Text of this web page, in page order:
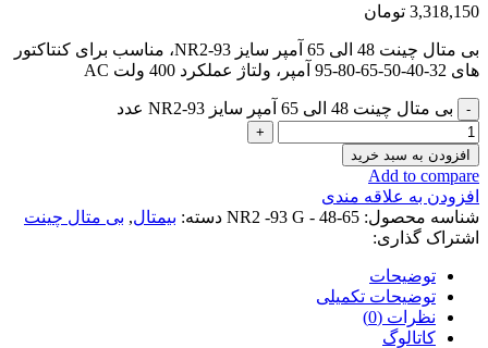
3,318,150 تومان
بی متال چینت 48 الی 65 آمپر سایز NR2-93، مناسب برای کنتاکتور
های 32-40-50-65-80-95 آمپر، ولتاژ عملکرد 400 ولت AC
بی متال چینت 48 الی 65 آمپر سایز NR2-93 عدد
افزودن به سبد خرید
Add to compare
افزودن به علاقه مندی
شناسه محصول: NR2 -93 G - 48-65 دسته: بیمتال, بی متال چینت
اشتراک گذاری:
توضیحات
توضیحات تکمیلی
نظرات (0)
کاتالوگ